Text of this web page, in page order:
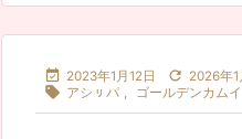
 2023年1月12日  2026年1
 アシㇼパ , ゴールデンカムイ